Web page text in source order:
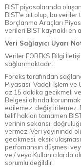
BIST piyasalarında
BIST'e ait olup, bu veriler
Borçlanma Araçları
verileri BIST kaynaklı en
Veri Sağlayıcı Uyarı
Veriler FOREKS Bilgi
sağlanmaktadır.
Foreks tarafından
Piyasası, Vadeli İşlem ve
az 15 dakika gecikmeli
Belgesi altında
edilemez, değiştirilemez.
telif hakları tamamen
verinin sekansı,
vermez. Veri yayınında
gecikmesi, eksik
perfomansın düşmesi
ve / veya Kullanıcılarda
sorumlu değildir.